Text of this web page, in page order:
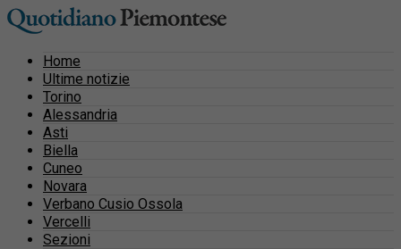
Home
Ultime notizie
Torino
Alessandria
Asti
Biella
Cuneo
Novara
Verbano Cusio Ossola
Vercelli
Sezioni